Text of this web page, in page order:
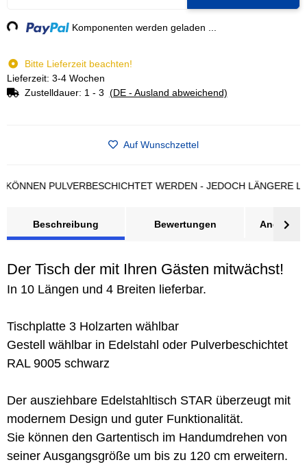
Komponenten werden geladen ...
Bitte Lieferzeit beachten!
Lieferzeit: 3-4 Wochen
Zustelldauer: 1 - 3 (DE - Ausland abweichend)
Auf Wunschzettel
PULVERBESCHICHTET WERDEN - JEDOCH LÄNGERE
Beschreibung Bewertungen Angebot
Der Tisch der mit Ihren Gästen mitwächst!
In 10 Längen und 4 Breiten lieferbar.
Tischplatte 3 Holzarten wählbar
Gestell wählbar in Edelstahl oder Pulverbeschichtet
RAL 9005 schwarz
Der ausziehbare Edelstahltisch STAR überzeugt mit
modernem Design und guter Funktionalität.
Sie können den Gartentisch im Handumdrehen von
seiner Ausgangsgröße um bis zu 120 cm erweitern.